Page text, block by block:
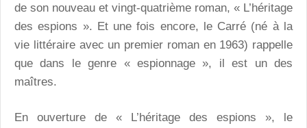
de son nouveau et vingt-quatrième roman, « L’héritage
des espions ». Et une fois encore, le Carré (né à la
vie littéraire avec un premier roman en 1963) rappelle
que dans le genre « espionnage », il est un des
maîtres.
En ouverture de « L’héritage des espions », le